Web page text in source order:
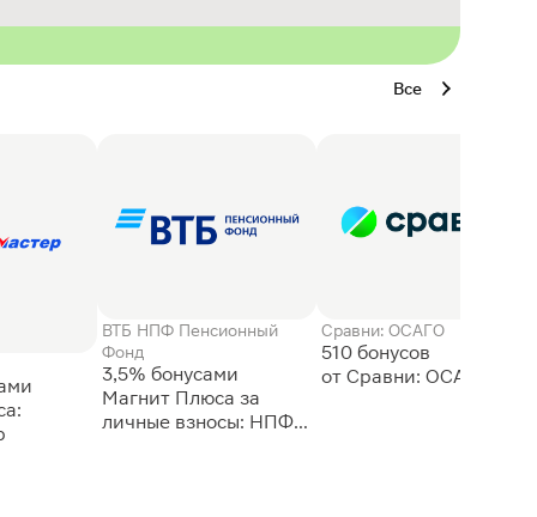
Все
ВТБ НПФ Пенсионный
Фонд
3,5% бонусами
Магнит Плюса за
личные взносы: НПФ
Сравни: ОСАГО
510 бонусов